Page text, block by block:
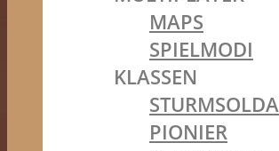
MAPS
SPIELMODI
KLASSEN
PIONIER